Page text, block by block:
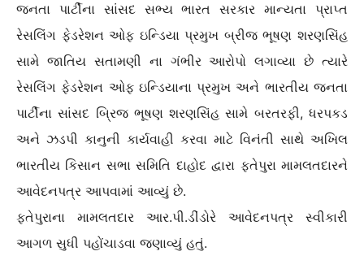
જનતા પાર્ટીના સાંસદ સભ્ય ભારત સરકાર માન્યતા પ્રાપ્ત
રેસલિંગ ફેડરેશન ઓફ ઇન્ડિયા પ્રમુખ બ્રીજ ભૂષણ શરણસિંહ
સામે જાતિય સતામણી ના ગંભીર આરોપો લગાવ્યા છે ત્યારે
રેસલિંગ ફેડરેશન ઓફ ઇન્ડિયાના પ્રમુખ અને ભારતીય જનતા
પાર્ટીના સાંસદ બ્રિજ ભૂષણ શરણસિંહ સામે બરતરફી, ધરપકડ
અને ઝડપી કાનુની કાર્યવાહી કરવા માટે વિનંતી સાથે અખિલ
ભારતીય કિસાન સભા સમિતિ દાહોદ દ્વારા ફતેપુરા મામલતદારને
આવેદનપત્ર આપવામાં આવ્યું છે.
ફતેપુરાના મામલતદાર આર.પી.ડીંડોરે આવેદનપત્ર સ્વીકારી
આગળ સુધી પહોંચાડવા જણાવ્યું હતું.